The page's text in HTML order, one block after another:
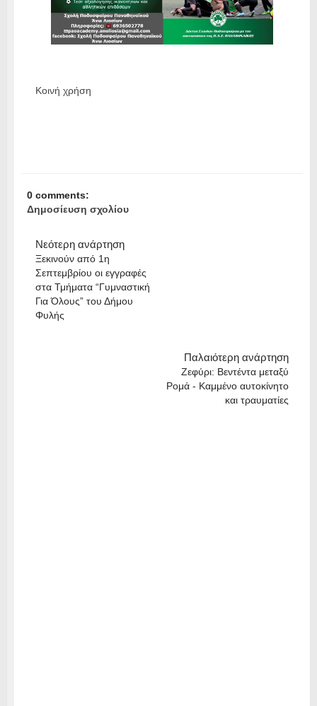
Κοινή χρήση
0 comments:
Δημοσίευση σχολίου
Νεότερη ανάρτηση
Ξεκινούν από 1η
Σεπτεμβρίου οι εγγραφές
στα Τμήματα “Γυμναστική
Για Όλους” του Δήμου
Φυλής
Παλαιότερη ανάρτηση
Ζεφύρι: Βεντέντα μεταξύ
Ρομά - Καμμένο αυτοκίνητο
και τραυματίες